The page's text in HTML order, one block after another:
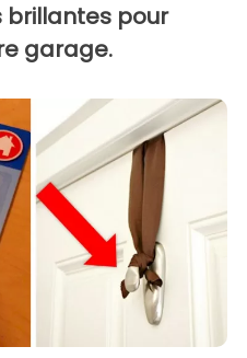
brillantes pour
garage.